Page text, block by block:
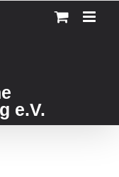
e.V.